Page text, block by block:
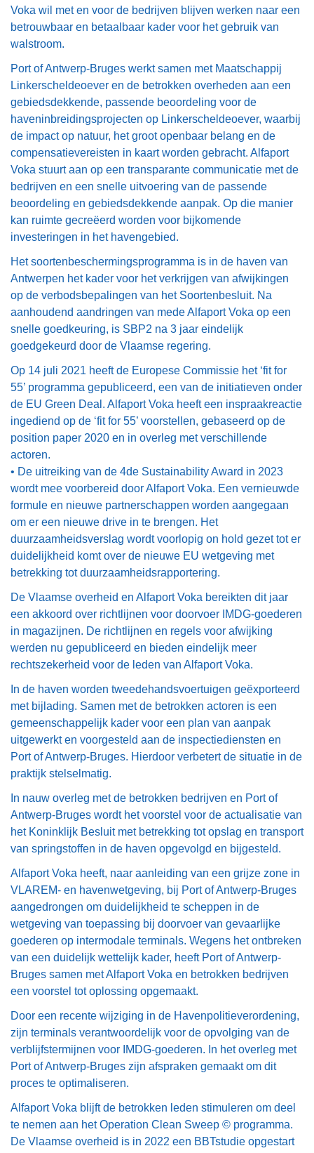
Voka wil met en voor de bedrijven blijven werken naar een
betrouwbaar en betaalbaar kader voor het gebruik van
walstroom.
Port of Antwerp-Bruges werkt samen met Maatschappij
Linkerscheldeoever en de betrokken overheden aan een
gebiedsdekkende, passende beoordeling voor de
haveninbreidingsprojecten op Linkerscheldeoever, waarbij
de impact op natuur, het groot openbaar belang en de
compensatievereisten in kaart worden gebracht. Alfaport
Voka stuurt aan op een transparante communicatie met de
bedrijven en een snelle uitvoering van de passende
beoordeling en gebiedsdekkende aanpak. Op die manier
kan ruimte gecreëerd worden voor bijkomende
investeringen in het havengebied.
Het soortenbeschermingsprogramma is in de haven van
Antwerpen het kader voor het verkrijgen van afwijkingen
op de verbodsbepalingen van het Soortenbesluit. Na
aanhoudend aandringen van mede Alfaport Voka op een
snelle goedkeuring, is SBP2 na 3 jaar eindelijk
goedgekeurd door de Vlaamse regering.
Op 14 juli 2021 heeft de Europese Commissie het ‘fit for
55’ programma gepubliceerd, een van de initiatieven onder
de EU Green Deal. Alfaport Voka heeft een inspraakreactie
ingediend op de ‘fit for 55’ voorstellen, gebaseerd op de
position paper 2020 en in overleg met verschillende
actoren.
• De uitreiking van de 4de Sustainability Award in 2023
wordt mee voorbereid door Alfaport Voka. Een vernieuwde
formule en nieuwe partnerschappen worden aangegaan
om er een nieuwe drive in te brengen. Het
duurzaamheidsverslag wordt voorlopig on hold gezet tot er
duidelijkheid komt over de nieuwe EU wetgeving met
betrekking tot duurzaamheidsrapportering.
De Vlaamse overheid en Alfaport Voka bereikten dit jaar
een akkoord over richtlijnen voor doorvoer IMDG-goederen
in magazijnen. De richtlijnen en regels voor afwijking
werden nu gepubliceerd en bieden eindelijk meer
rechtszekerheid voor de leden van Alfaport Voka.
In de haven worden tweedehandsvoertuigen geëxporteerd
met bijlading. Samen met de betrokken actoren is een
gemeenschappelijk kader voor een plan van aanpak
uitgewerkt en voorgesteld aan de inspectiediensten en
Port of Antwerp-Bruges. Hierdoor verbetert de situatie in de
praktijk stelselmatig.
In nauw overleg met de betrokken bedrijven en Port of
Antwerp-Bruges wordt het voorstel voor de actualisatie van
het Koninklijk Besluit met betrekking tot opslag en transport
van springstoffen in de haven opgevolgd en bijgesteld.
Alfaport Voka heeft, naar aanleiding van een grijze zone in
VLAREM- en havenwetgeving, bij Port of Antwerp-Bruges
aangedrongen om duidelijkheid te scheppen in de
wetgeving van toepassing bij doorvoer van gevaarlijke
goederen op intermodale terminals. Wegens het ontbreken
van een duidelijk wettelijk kader, heeft Port of Antwerp-
Bruges samen met Alfaport Voka en betrokken bedrijven
een voorstel tot oplossing opgemaakt.
Door een recente wijziging in de Havenpolitieverordening,
zijn terminals verantwoordelijk voor de opvolging van de
verblijfstermijnen voor IMDG-goederen. In het overleg met
Port of Antwerp-Bruges zijn afspraken gemaakt om dit
proces te optimaliseren.
Alfaport Voka blijft de betrokken leden stimuleren om deel
te nemen aan het Operation Clean Sweep © programma.
De Vlaamse overheid is in 2022 een BBTstudie opgestart